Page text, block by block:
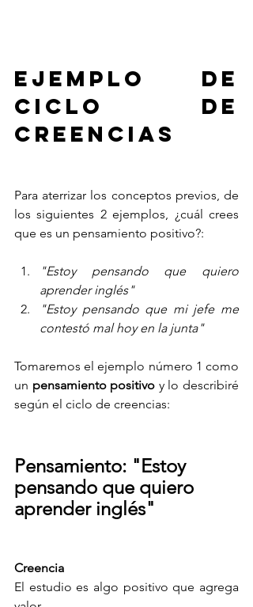
Ejemplo de
Ciclo de
Creencias
Para aterrizar los conceptos previos, de
los siguientes 2 ejemplos, ¿cuál crees
que es un pensamiento positivo?:
"Estoy pensando que quiero
aprender inglés"
"Estoy pensando que mi jefe me
contestó mal hoy en la junta"
Tomaremos el ejemplo número 1 como
un pensamiento positivo y lo describiré
según el ciclo de creencias:
Pensamiento: "Estoy
pensando que quiero
aprender inglés"
Creencia
El estudio es algo positivo que agrega